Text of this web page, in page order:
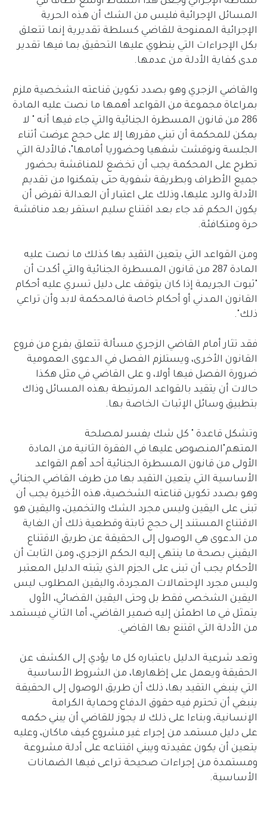
المسائل الإجرائية فليس من الشك أن هذه الحرية
الإجرائية الممنوحة للقاضي كسلطة تقديرية إنما تتعلق
بكل الإجراءات التي ينطوي عليها التحقيق بما فيها تقدير
مدى كفاية الأدلة من عدمها.
والقاضي الزجري وهو بصدد تكوين قناعته الشخصية ملزم
بمراعاة مجموعة من القواعد أهمها ما نصت عليه المادة
286 من قانون المسطرة الجنائية والتي جاء فيها أنه " لا
يمكن للمحكمة أن تبني مقررها إلا على حجج عرضت أثناء
الجلسة ونوقشت شفهيا وحضوريا أمامها"، فالأدلة التي
تطرح على المحكمة يجب أن تخضع للمناقشة بحضور
جميع الأطراف وبطريقة شفوية حتى يتمكنوا من تقديم
الأدلة والرد عليها، وذلك على اعتبار أن العدالة تفرض أن
يكون الحكم قد جاء بعد اقتناع سليم استقر بعد مناقشة
حرة ومتكافئة.
ومن القواعد التي يتعين التقيد بها كذلك ما نصت عليه
المادة 287 من قانون المسطرة الجنائية والتي أكدت أن
"ثبوت الجريمة إذا كان يتوقف على دليل تسري عليه أحكام
القانون المدني أو أحكام خاصة فالمحكمة لابد وأن تراعي
ذلك".
فقد تثار أمام القاضي الزجري مسألة تتعلق بفرع من فروع
القانون الأخرى، ويستلزم الفصل في الدعوى العمومية
ضرورة الفصل فيها أولا، و على القاضي في مثل هكذا
حالات أن يتقيد بالقواعد المرتبطة بهذه المسائل وذاك
بتطبيق وسائل الإثبات الخاصة بها.
وتشكل قاعدة " كل شك يفسر لمصلحة
المتهم"المنصوص عليها في الفقرة الثانية من المادة
الأولى من قانون المسطرة الجنائية أحد أهم القواعد
الأساسية التي يتعين التقيد بها من طرف القاضي الجنائي
وهو بصدد تكوين قناعته الشخصية، هذه الأخيرة يجب أن
تبنى على اليقين وليس مجرد الشك والتخمين، واليقين هو
الاقتناع المستند إلى حجج ثابتة وقطعية ذلك أن الغاية
من الدعوى هي الوصول إلى الحقيقة عن طريق الاقتناع
اليقيني بصحة ما ينتهي إليه الحكم الزجري، ومن الثابت أن
الأحكام يجب أن تبنى على الجزم الذي يثبته الدليل المعتبر
وليس مجرد الإحتمالات المجردة، واليقين المطلوب ليس
اليقين الشخصي فقط بل وحتى اليقين القضائي، الأول
يتمثل في ما اطمئن إليه ضمير القاضي، أما الثاني فيستمد
من الأدلة التي اقتنع بها القاضي.
وتعد شرعية الدليل باعتباره كل ما يؤدي إلى الكشف عن
الحقيقة ويعمل على إظهارها، من الشروط الأساسية
التي ينبغي التقيد بها، ذلك أن طريق الوصول إلى الحقيقة
ينبغي أن تحترم فيه حقوق الدفاع وحماية الكرامة
الإنسانية، وبناءا على ذلك لا يجوز للقاضي أن يبني حكمه
على دليل مستمد من إجراء غير مشروع كيف ماكان، وعليه
يتعين أن يكون عقيدته ويبني اقتناعه على أدلة مشروعة
ومستمدة من إجراءات صحيحة تراعى فيها الضمانات
الأساسية.